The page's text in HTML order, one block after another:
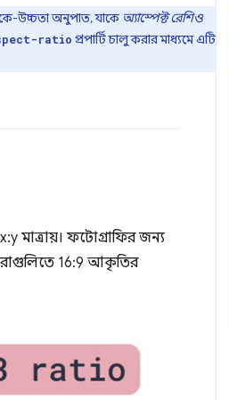
উচ্চতা অনুপাত, যাকে অ্যাস্পেক্ট রেশিও
ratio প্রপার্টি চালু করার মাধ্যমে এটি
মাত্রায়। ফটোগ্রাফির জন্য
16:9 আকৃতির